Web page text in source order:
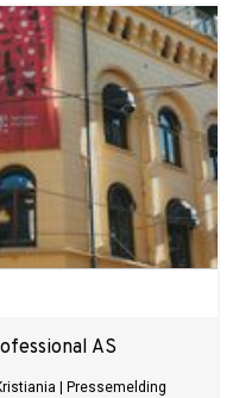
AS
Pressemelding